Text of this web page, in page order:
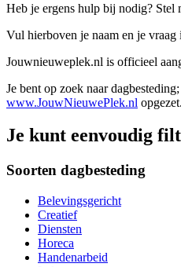
Heb je ergens hulp bij nodig? Stel
Vul hierboven je naam en je
Jouwnieuweplek.nl is officieel
Je bent op zoek naar
www.JouwNieuwePlek.nl
Je kunt eenvoudig
Soorten dagbesteding
Belevingsgericht
Creatief
Diensten
Horeca
Handenarbeid